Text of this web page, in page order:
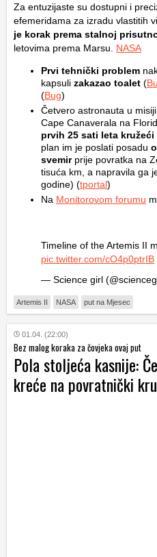
Za entuzijaste su dostupni i
efemeridama za izradu vlastitih
je korak prema stalnoj
letovima prema Marsu. NASA
Prvi tehnički problem
kapsuli zakazao toalet (
(Bug)
Četvero astronauta u
Cape Canaverala na
prvih 25 sati leta kružeći
plan im je poslati posadu
svemirprije povratka na
tisuća km, a napravila ga
godine) (tportal)
Na Monitorovom forumu
Timeline of the Artemis II
pic.twitter.com/cO4p0ptrIB
— Science girl
Artemis II NASA put na Mjesec
01.04. (22:00)
Bez malog koraka za čovjeka ovaj put
Pola stoljeća kasnije:
kreće na povratnički